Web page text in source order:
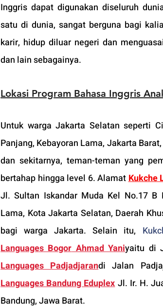
Inggris dapat digunakan diseluruh
satu di dunia, sangat berguna bagi
karir, hidup diluar negeri dan
dan lain sebagainya.
Lokasi Program Bahasa Inggris
Untuk warga Jakarta Selatan seperti
Panjang, Kebayoran Lama, Jakarta
dan sekitarnya, teman-teman yang
bertahap hingga level 6. Alamat Kukche
Jl. Sultan Iskandar Muda Kel No.17 B
Lama, Kota Jakarta Selatan, Daerah
bagi warga Jakarta. Selain itu,
Languages Bogor Ahmad Yaniyaitu di
Languages Padjadjarandi Jalan
Languages Bandung Eduplex Jl. Ir. H.
Bandung, Jawa Barat.